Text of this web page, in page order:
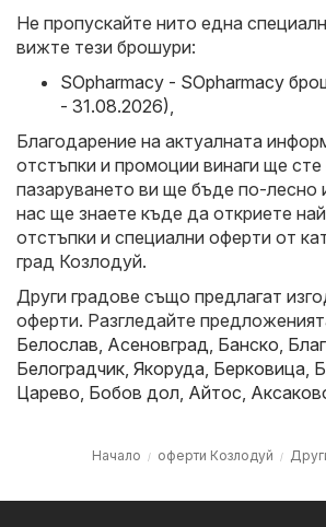
Не пропускайте нито една
вижте тези брошури:
SOpharmacy - SOpharmacy
- 31.08.2026)
Благодарение на актуалната
отстъпки и промоции винаги ще
пазаруването ви ще бъде по-лесно
нас ще знаете къде да откриете
отстъпки и специални оферти от
град Козлодуй.
Други градове също предлагат
оферти. Разгледайте
Белослав Асеновград Банско
Белоградчик Якоруда Берковица
Царево Бобов дол Айтос
Начало оферти Козлодуй